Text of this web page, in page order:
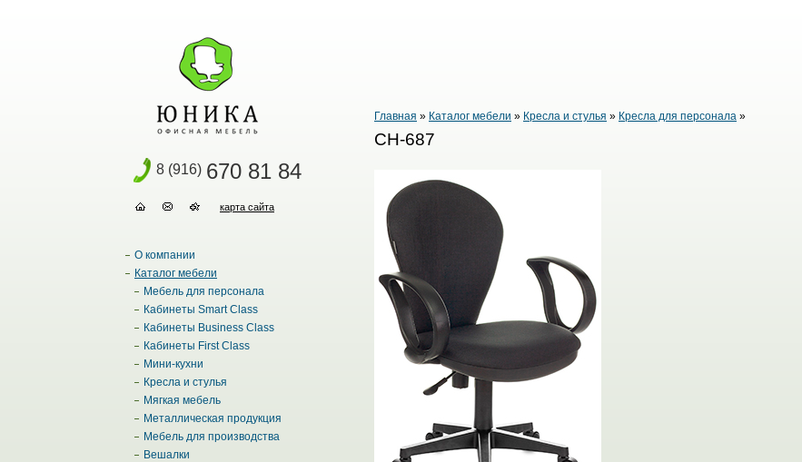
8 (916) 670 81 84
карта сайта
О компании
Каталог мебели
Мебель для персонала
Кабинеты Smart Class
Кабинеты Business Class
Кабинеты First Class
Мини-кухни
Кресла и стулья
Мягкая мебель
Металлическая продукция
Мебель для производства
Вешалки
Главная » Каталог мебели » Кресла и стулья » Кресла для персонала »
CH-687